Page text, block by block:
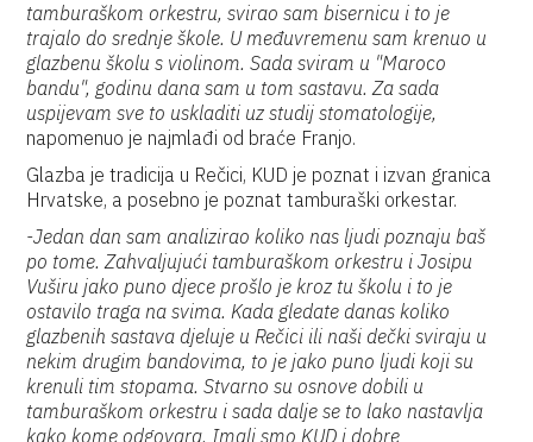
tamburaškom orkestru, svirao sam bisernicu i to je
trajalo do srednje škole. U međuvremenu sam krenuo u
glazbenu školu s violinom. Sada sviram u "Maroco
bandu", godinu dana sam u tom sastavu. Za sada
uspijevam sve to uskladiti uz studij stomatologije,
napomenuo je najmlađi od braće Franjo.
Glazba je tradicija u Rečici, KUD je poznat i izvan granica
Hrvatske, a posebno je poznat tamburaški orkestar.
-Jedan dan sam analizirao koliko nas ljudi poznaju baš
po tome. Zahvaljujući tamburaškom orkestru i Josipu
Vuširu jako puno djece prošlo je kroz tu školu i to je
ostavilo traga na svima. Kada gledate danas koliko
glazbenih sastava djeluje u Rečici ili naši dečki sviraju u
nekim drugim bandovima, to je jako puno ljudi koji su
krenuli tim stopama. Stvarno su osnove dobili u
tamburaškom orkestru i sada dalje se to lako nastavlja
kako kome odgovara. Imali smo KUD i dobre